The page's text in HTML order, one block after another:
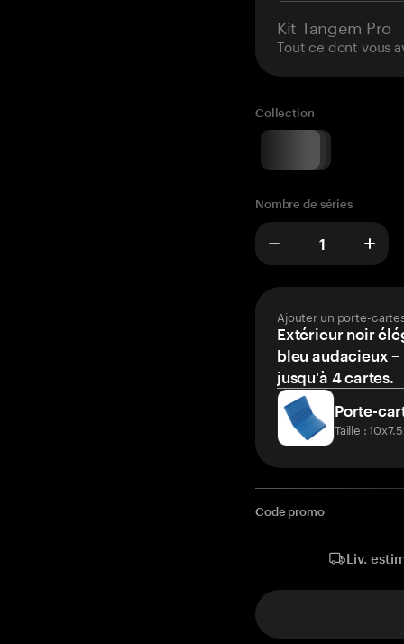
Kit Tangem Pro
Tout ce dont vous
Collection
Nombre de séries
Ajouter un porte-
Extérieur noir
bleu audacieux
jusqu'à 4 cartes.
Porte-
Taille :
Code promo
Liv.